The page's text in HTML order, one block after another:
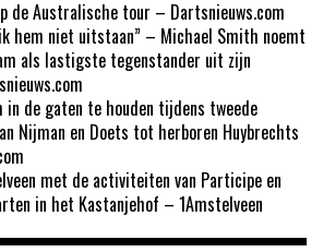
de Australische tour – Dartsnieuws.com
hem niet uitstaan” – Michael Smith noemt
als lastigste tegenstander uit zijn
de gaten te houden tijdens tweede
Nijman en Doets tot herboren Huybrechts
met de activiteiten van Participe en
in het Kastanjehof – 1Amstelveen